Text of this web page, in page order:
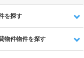
を探す
物件物件を探す